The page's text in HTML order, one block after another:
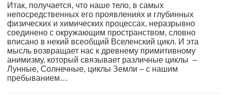
Итак, получается, что наше тело, в самых
непосредственных его проявлениях и глубинных
физических и химических процессах, неразрывно
соединено с окружающим пространством, словно
вписано в некий всеобщий Вселенский цикл. И эта
мысль возвращает нас к древнему примитивному
анимизму, который связывает различные циклы –
Лунные, Солнечные, циклы Земли – с нашим
пребыванием…